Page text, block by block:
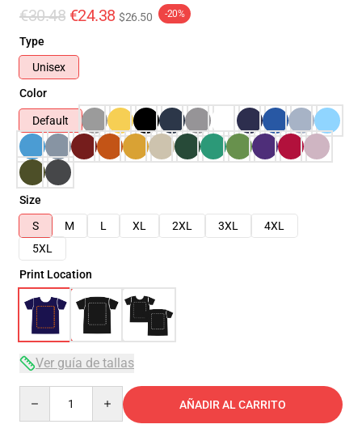
€30.48 €24.38 $26.50 -20%
Type
Unisex
Color
Default
Size
S
M L XL 2XL 3XL
4XL
5XL
Print Location
Ver guía de tallas
AÑADIR AL CARRITO